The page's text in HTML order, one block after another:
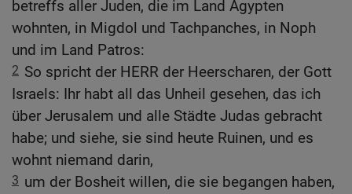
betreffs aller Juden, die im Land Ägypten
wohnten, in Migdol und Tachpanches, in Noph
und im Land Patros:
2 So spricht der HERR der Heerscharen, der Gott
Israels: Ihr habt all das Unheil gesehen, das ich
über Jerusalem und alle Städte Judas gebracht
habe; und siehe, sie sind heute Ruinen, und es
wohnt niemand darin,
3 um der Bosheit willen, die sie begangen haben,